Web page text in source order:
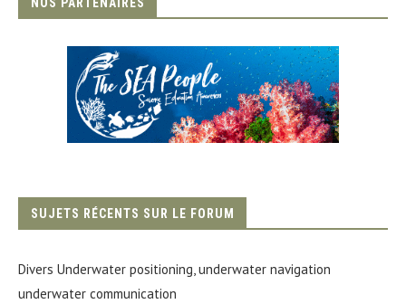
NOS PARTENAIRES
SUJETS RÉCENTS SUR LE FORUM
Divers Underwater positioning, underwater navigation
underwater communication